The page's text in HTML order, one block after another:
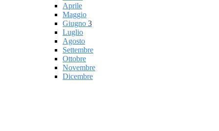
Aprile
Maggio
Giugno 3
Luglio
Agosto
Settembre
Ottobre
Novembre
Dicembre